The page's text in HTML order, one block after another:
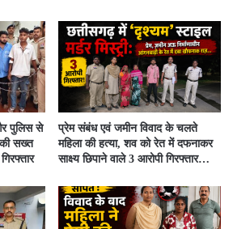
पुलिस से
सख्त
प्रेम संबंध एवं जमीन विवाद के चलते
महिला की हत्या, शव को रेत में दफनाकर
साक्ष्य छिपाने वाले 3 आरोपी गिरफ्तार…